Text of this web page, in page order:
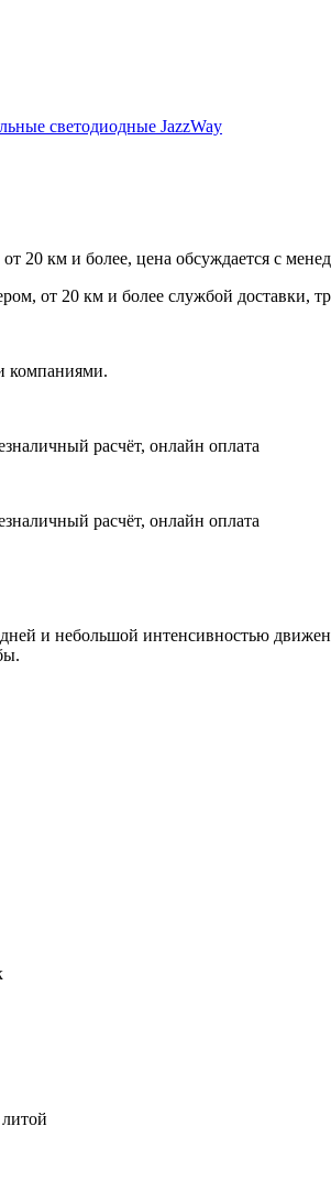
светодиодные JazzWay
20 км и более, цена обсуждается с
от 20 км и более службой доставки,
компаниями.
расчёт, онлайн оплата
расчёт, онлайн оплата
и небольшой интенсивностью